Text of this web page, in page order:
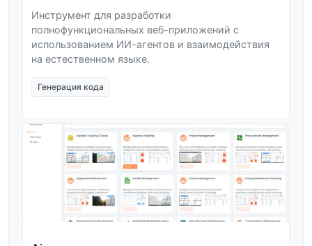
Инструмент для разработки
полнофункциональных веб-приложений с
использованием ИИ-агентов и взаимодействия
на естественном языке.
Генерация кода